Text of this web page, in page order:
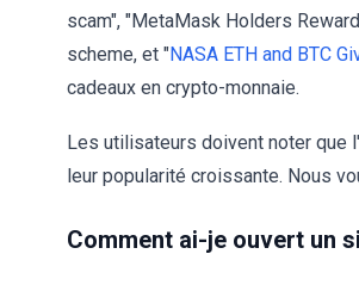
scam", "MetaMask Holders
scheme, et "NASA ETH and BTC
cadeaux en crypto-monnaie.
Les utilisateurs doivent noter que
leur popularité croissante. Nous
Comment ai-je ouvert un